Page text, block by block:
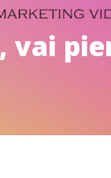
vai